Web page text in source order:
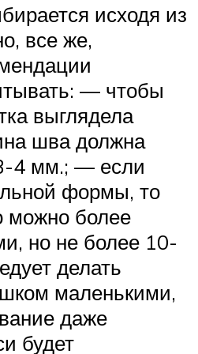
исходя из
все же,
— чтобы
выглядела
шва должна
4 мм.; — если
формы, то
можно более
но не более 10-
делать
маленькими,
даже
будет